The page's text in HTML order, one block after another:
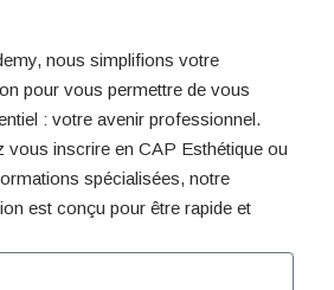
nous simplifions votre
pour vous permettre de vous
: votre avenir professionnel.
vous inscrire en CAP Esthétique ou
spécialisées, notre
est conçu pour être rapide et